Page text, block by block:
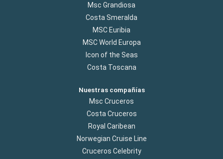
Msc Grandiosa
Costa Smeralda
MSC Euribia
MSC World Europa
Icon of the Seas
Costa Toscana
Nuestras compañías
Msc Cruceros
Costa Cruceros
Royal Caribean
Norwegian Cruise Line
Cruceros Celebrity